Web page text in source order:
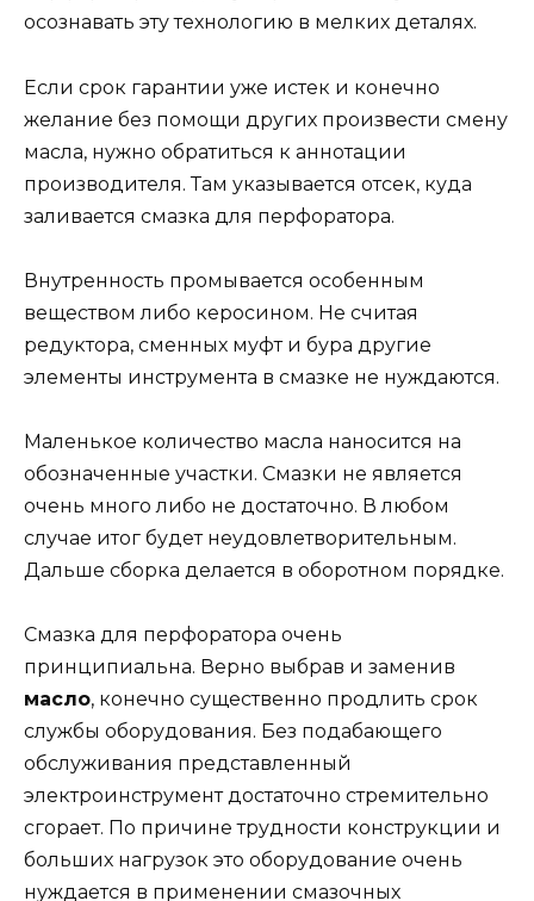
осознавать эту технологию в мелких деталях.
Если срок гарантии уже истек и конечно
желание без помощи других произвести смену
масла, нужно обратиться к аннотации
производителя. Там указывается отсек, куда
заливается смазка для перфоратора.
Внутренность промывается особенным
веществом либо керосином. Не считая
редуктора, сменных муфт и бура другие
элементы инструмента в смазке не нуждаются.
Маленькое количество масла наносится на
обозначенные участки. Смазки не является
очень много либо не достаточно. В любом
случае итог будет неудовлетворительным.
Дальше сборка делается в оборотном порядке.
Смазка для перфоратора очень
принципиальна. Верно выбрав и заменив
масло, конечно существенно продлить срок
службы оборудования. Без подабающего
обслуживания представленный
электроинструмент достаточно стремительно
сгорает. По причине трудности конструкции и
больших нагрузок это оборудование очень
нуждается в применении смазочных